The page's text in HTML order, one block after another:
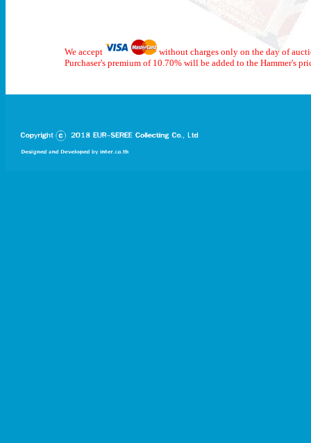
We accept
without charges only on the day of
Purchaser's premium of 10.70% will be added to the Hammer's